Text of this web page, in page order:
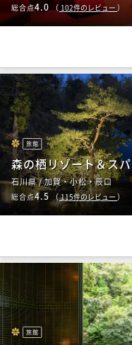
総合点4.0（ 102件のレビュー）
旅館
森の栖リゾート＆スパ
石川県 / 加賀・小松・辰口
総合点4.5 （115件のレビュー ）
旅館